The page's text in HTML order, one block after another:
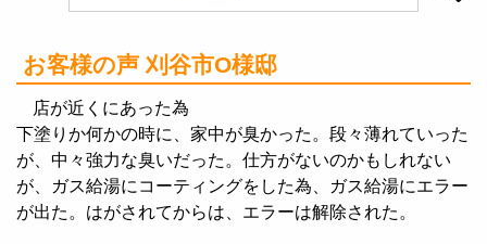
お客様の声 刈谷市O様邸
店が近くにあった為
下塗りか何かの時に、家中が臭かった。段々薄れていった
が、中々強力な臭いだった。仕方がないのかもしれない
が、ガス給湯にコーティングをした為、ガス給湯にエラー
が出た。はがされてからは、エラーは解除された。